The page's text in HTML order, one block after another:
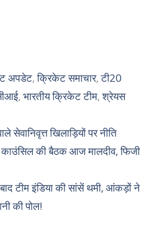
अपडेट,क्रिकेट समाचार,टी20
, भारतीय क्रिकेट टीम,श्रेयस
सेवानिवृत्त खिलाड़ियों पर नीति
काउंसिल की बैठक आज मालदीव, फिजी
टीम इंडिया की सांसें थमी, आंकड़ों ने
की पोल!